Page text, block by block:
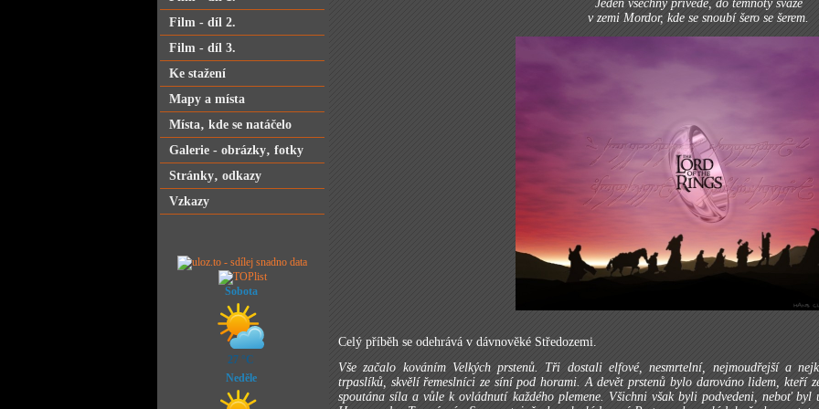
Film - díl 2.
Film - díl 3.
Ke stažení
Mapy a místa
Místa‚ kde se natáčelo
Galerie - obrázky‚ fotky
Stránky‚ odkazy
Vzkazy
Sobota
27 °C
Neděle
Jeden všechny přivede, do temnoty sváže
v zemi Mordor, kde se snoubí šero se šerem.
Celý příběh se odehrává v dávnověké Středozemi.
Vše začalo kováním Velkých prstenů. Tři dostali elfové, nesmrtelní, nejmoudřejší a
trpaslíků, skvělí řemeslníci ze síní pod horami. A devět prstenů bylo darováno lidem, kteří
spoutána síla a vůle k ovládnutí každého plemene. Všichni však byli podvedeni, neboť